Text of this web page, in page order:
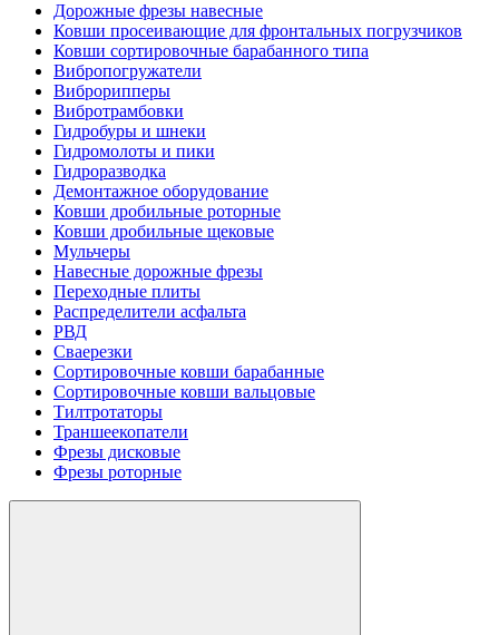
Дорожные фрезы навесные
Ковши просеивающие для фронтальных погрузчиков
Ковши сортировочные барабанного типа
Вибропогружатели
Виброрипперы
Вибротрамбовки
Гидробуры и шнеки
Гидромолоты и пики
Гидроразводка
Демонтажное оборудование
Ковши дробильные роторные
Ковши дробильные щековые
Мульчеры
Навесные дорожные фрезы
Переходные плиты
Распределители асфальта
РВД
Сваерезки
Сортировочные ковши барабанные
Сортировочные ковши вальцовые
Тилтротаторы
Траншеекопатели
Фрезы дисковые
Фрезы роторные